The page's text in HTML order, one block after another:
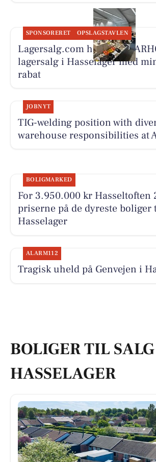
SPONSORERET OPSLAGSTAVLEN
Lagersalg.com holder
lagersalg i Hasselager med
rabat
JOBNYT
TIG-welding position with
warehouse responsibilities at
BOLIGMARKED
For 3.950.000 kr Hasseltoften
priserne på de dyreste boliger
Hasselager
ALARM112
Tragisk uheld på Genvejen i
BOLIGER TIL
HASSELAGER